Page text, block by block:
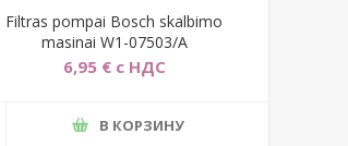
Filtras pompai Bosch skalbimo
masinai W1-07503/A
6,95 € с НДС
В КОРЗИНУ